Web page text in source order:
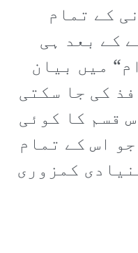
کے تمام
کے بعد ہی
میں بیان
کی جا سکتی
قسم کا کوئی
اس کے تمام
کمزوری